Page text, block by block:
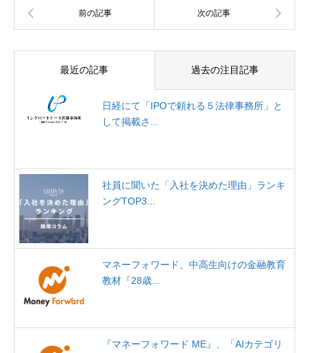
最近の記事 過去の注目記事
日経にて「IPOで頼れる５法律事務所」と
して掲載さ...
社員に聞いた「入社を決めた理由」ランキ
ングTOP3...
マネーフォワード、中高生向けの金融教育
教材『28歳...
『マネーフォワード ME』、「AIカテゴリ